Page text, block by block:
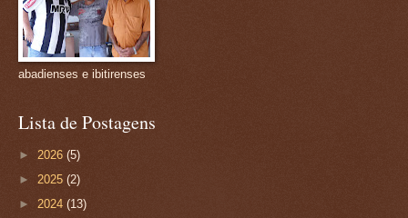
abadienses e ibitirenses
Lista de Postagens
► 2026 (5)
► 2025 (2)
► 2024 (13)